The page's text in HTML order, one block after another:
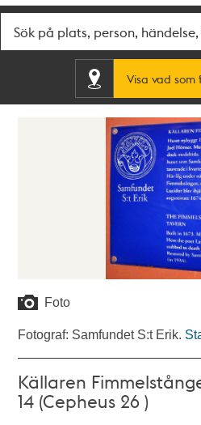
Visa vad som
Foto
Fotograf: Samfundet S:t Erik.
Källaren
14 (Cepheus 26 )